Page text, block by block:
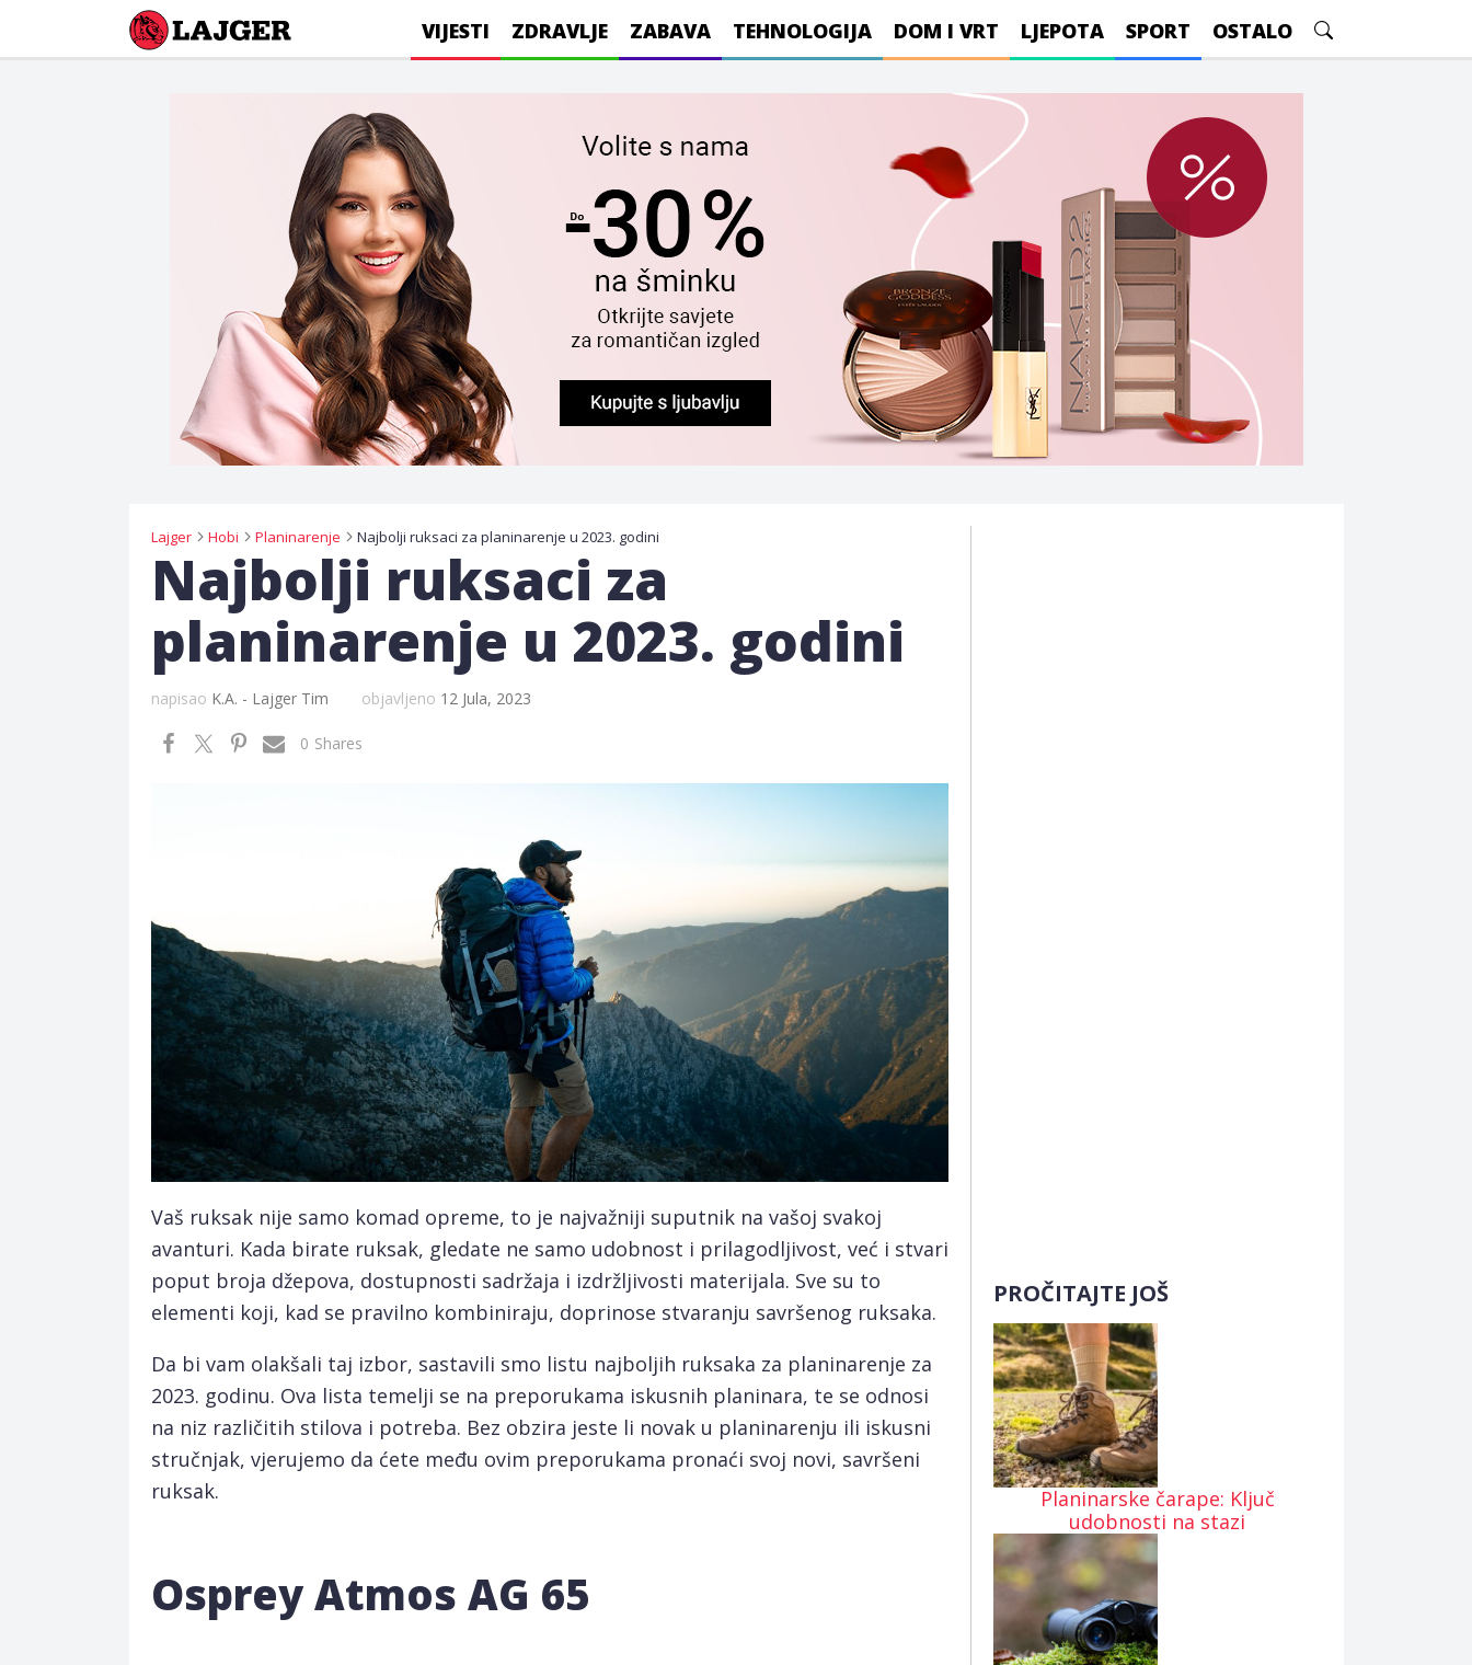
Lajger VIJESTI ZDRAVLJE ZABAVA TEHNOLOGIJA DOM I VRT LJEPOTA SPORT OSTALO
Lajger Hobi Planinarenje Najbolji ruksaci za planinarenje u 2023. godini
Najbolji ruksaci za
planinarenje u 2023. godini
napisao K.A. - Lajger Tim objavljeno 12 Jula, 2023
Shares
0
Vaš ruksak nije samo komad opreme, to je najvažniji suputnik na vašoj svakoj
avanturi. Kada birate ruksak, gledate ne samo udobnost i prilagodljivost, već i stvari
poput broja džepova, dostupnosti sadržaja i izdržljivosti materijala. Sve su to
elementi koji, kad se pravilno kombiniraju, doprinose stvaranju savršenog ruksaka.
Da bi vam olakšali taj izbor, sastavili smo listu najboljih ruksaka za planinarenje za
2023. godinu. Ova lista temelji se na preporukama iskusnih planinara, te se odnosi
na niz različitih stilova i potreba. Bez obzira jeste li novak u planinarenju ili iskusni
stručnjak, vjerujemo da ćete među ovim preporukama pronaći svoj novi, savršeni
ruksak.
Osprey Atmos AG 65
PROČITAJTE JOŠ
Planinarske čarape: Ključ
udobnosti na stazi